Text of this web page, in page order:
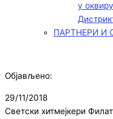
у
ПАРТНЕРИ И
Објављено:
29/11/2018
Светски хитмејкери